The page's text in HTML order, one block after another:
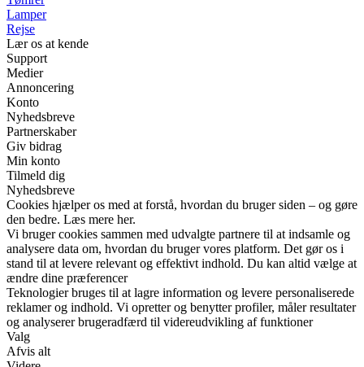
Lamper
Rejse
Lær os at kende
Support
Medier
Annoncering
Konto
Nyhedsbreve
Partnerskaber
Giv bidrag
Min konto
Tilmeld dig
Nyhedsbreve
Cookies hjælper os med at forstå, hvordan du bruger siden – og gøre
den bedre. Læs mere her.
Vi bruger cookies sammen med udvalgte partnere til at indsamle og
analysere data om, hvordan du bruger vores platform. Det gør os i
stand til at levere relevant og effektivt indhold. Du kan altid vælge at
ændre dine præferencer
Teknologier bruges til at lagre information og levere personaliserede
reklamer og indhold. Vi opretter og benytter profiler, måler resultater
og analyserer brugeradfærd til videreudvikling af funktioner
Valg
Afvis alt